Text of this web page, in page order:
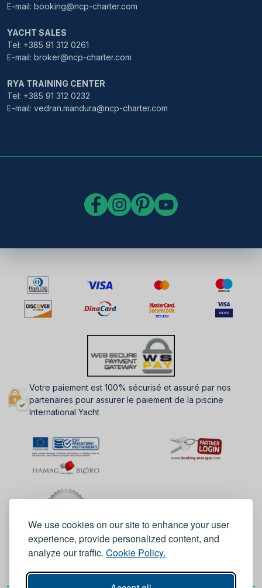
We use cookies on our site to enhance your user
experience, provide personalized content, and
analyze our traffic. Cookie Policy.
E-mail: booking@ncp-charter.com
YACHT SALES
Tel: +385 91 312 0261
E-mail: broker@ncp-charter.com
RYA TRAINING CENTER
Tel: +385 91 312 0232
E-mail: vedran.mandura@ncp-charter.com
Votre paiement est 100% sécurisé et assuré par nos
partenaires pour assurer le paiement de la piscine
International Yacht